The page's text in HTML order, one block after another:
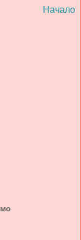
Начало